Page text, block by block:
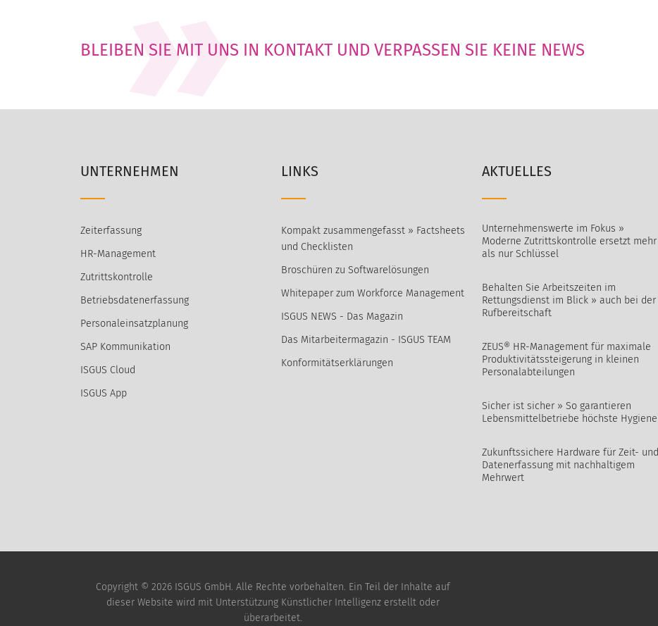
BLEIBEN SIE MIT UNS IN KONTAKT UND VERPASSEN SIE KEINE NEWS
UNTERNEHMEN
Zeiterfassung
HR-Management
Zutrittskontrolle
Betriebsdatenerfassung
Personaleinsatzplanung
SAP Kommunikation
ISGUS Cloud
ISGUS App
LINKS
Kompakt zusammengefasst » Factsheets
und Checklisten
Broschüren zu Softwarelösungen
Whitepaper zum Workforce Management
ISGUS NEWS - Das Magazin
Das Mitarbeitermagazin - ISGUS TEAM
Konformitätserklärungen
AKTUELLES
Unternehmenswerte im Fokus »
Moderne Zutrittskontrolle ersetzt mehr
als nur Schlüssel
Behalten Sie Arbeitszeiten im
Rettungsdienst im Blick » auch bei der
Rufbereitschaft
ZEUS® HR-Management für maximale
Produktivitätssteigerung in kleinen
Personalabteilungen
Sicher ist sicher » So garantieren
Lebensmittelbetriebe höchste Hygiene
Zukunftssichere Hardware für Zeit- und
Datenerfassung mit nachhaltigem
Mehrwert
Copyright © 2026 ISGUS GmbH. Alle Rechte vorbehalten. Ein Teil der Inhalte auf
dieser Website wird mit Unterstützung Künstlicher Intelligenz erstellt oder
überarbeitet.